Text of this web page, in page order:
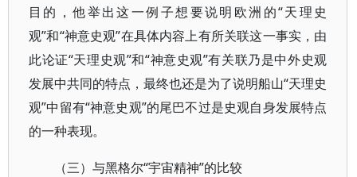
目的，他举出这一例子想要说明欧洲的“天理史
观”和“神意史观”在具体内容上有所关联这一事实，由
此论证“天理史观”和“神意史观”有关联乃是中外史观
发展中共同的特点，最终也还是为了说明船山“天理史
观”中留有“神意史观”的尾巴不过是史观自身发展特点
的一种表现。
（三）与黑格尔“宇宙精神”的比较